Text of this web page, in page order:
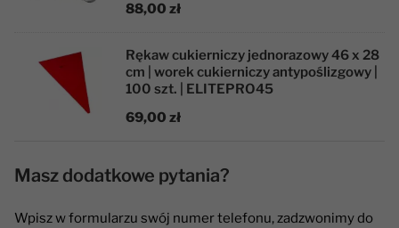
88,00 zł
Rękaw cukierniczy jednorazowy 46 x 28
cm | worek cukierniczy antypoślizgowy |
100 szt. | ELITEPRO45
69,00 zł
Masz dodatkowe pytania?
Wpisz w formularzu swój numer telefonu, zadzwonimy do